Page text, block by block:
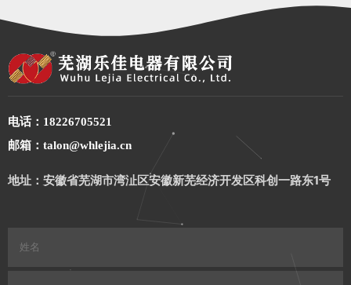
电话：18226705521
邮箱：talon@whlejia.cn
地址：安徽省芜湖市湾沚区安徽新芜经济开发区科创一路东1号